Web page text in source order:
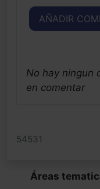
AÑADIR
No hay ningun
en comentar
54531
Áreas